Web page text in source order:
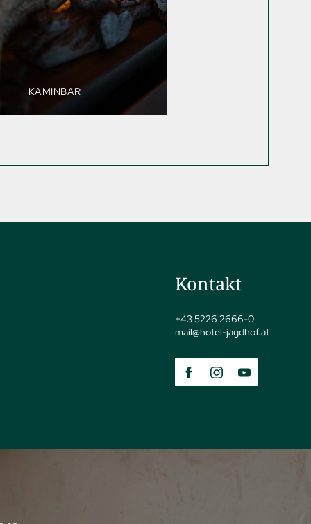
KAMINBAR
Kontakt
+43 5226 2666-0
mail@hotel-jagdhof.at